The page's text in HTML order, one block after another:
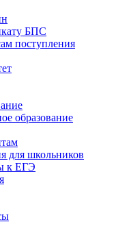
БПС
поступления
образование
для школьников
к ЕГЭ